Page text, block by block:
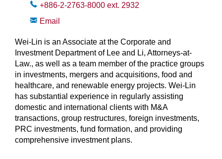
+886-2-2763-8000 ext. 2932
Email
Wei-Lin is an Associate at the Corporate and
Investment Department of Lee and Li, Attorneys-at-
Law., as well as a team member of the practice groups
in investments, mergers and acquisitions, food and
healthcare, and renewable energy projects. Wei-Lin
has substantial experience in regularly assisting
domestic and international clients with M&A
transactions, group restructures, foreign investments,
PRC investments, fund formation, and providing
comprehensive investment plans.